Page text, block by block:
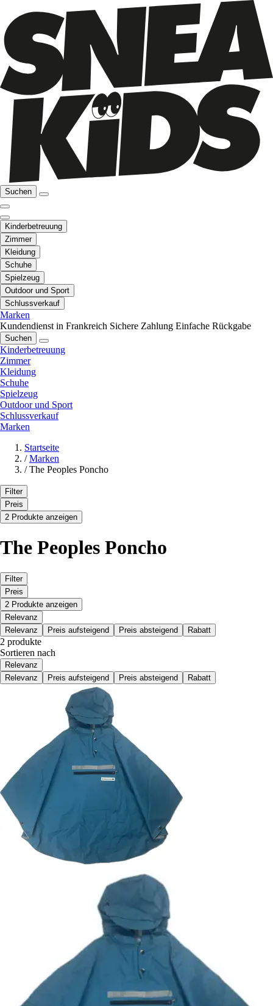
Suchen
Kinderbetreuung
Zimmer
Kleidung
Schuhe
Spielzeug
Outdoor und Sport
Schlussverkauf
Marken
Kundendienst in Frankreich Sichere Zahlung Einfache Rückgabe
Suchen
Kinderbetreuung
Zimmer
Kleidung
Schuhe
Spielzeug
Outdoor und Sport
Schlussverkauf
Marken
Startseite
/ Marken
/ The Peoples Poncho
Filter
Preis
2 Produkte anzeigen
The Peoples Poncho
Filter
Preis
2 Produkte anzeigen
Relevanz
Relevanz
Preis aufsteigend Preis absteigend Rabatt
2 produkte
Sortieren nach
Relevanz
Relevanz
Preis aufsteigend Preis absteigend Rabatt